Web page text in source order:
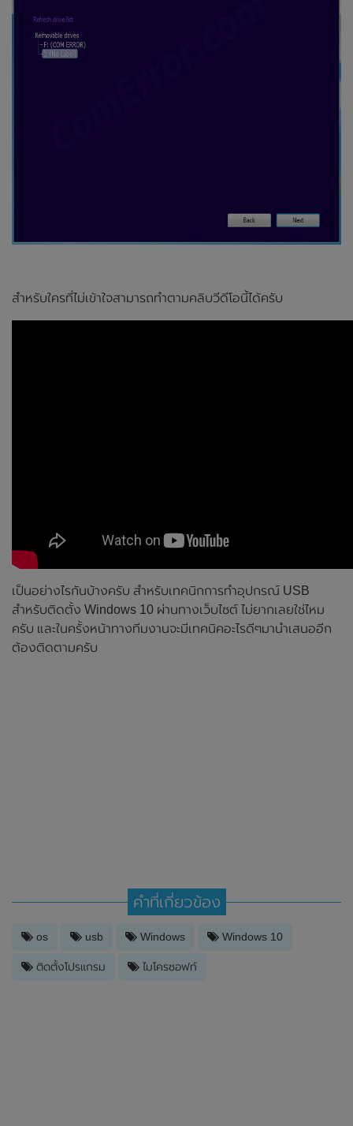
สำหรับใครที่ไม่เข้าใจสามารถทำตามคลิบวีดีโอนี้ได้ครับ
เป็นอย่างไรกันบ้างครับ สำหรับเทคนิกการทำอุปกรณ์ USB
สำหรับติดตั้ง Windows 10 ผ่านทางเว็บไซต์ ไม่ยากเลยใช่ไหม
ครับ และในครั้งหน้าทางทีมงานจะมีเทคนิคอะไรดีๆมานำเสนออีก
ต้องติดตามครับ
คำที่เกี่ยวข้อง
os usb Windows Windows 10
ติดตั้งโปรแกรม ไมโครซอฟท์